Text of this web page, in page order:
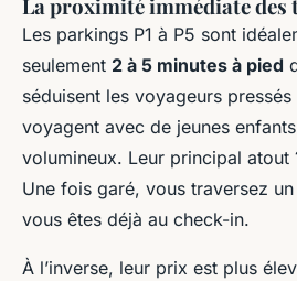
La proximité immédiate des
Les parkings P1 à P5 sont
seulement 2 à 5 minutes à pied
séduisent les voyageurs
voyagent avec de jeunes
volumineux. Leur principal atout
Une fois garé, vous traversez
vous êtes déjà au check-in.
À l’inverse, leur prix est plus